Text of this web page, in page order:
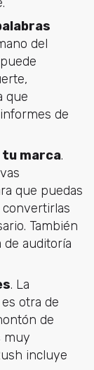
del
que
de
tu marca.
que puedas
También
auditoría
. La
otra de
de
muy
incluye